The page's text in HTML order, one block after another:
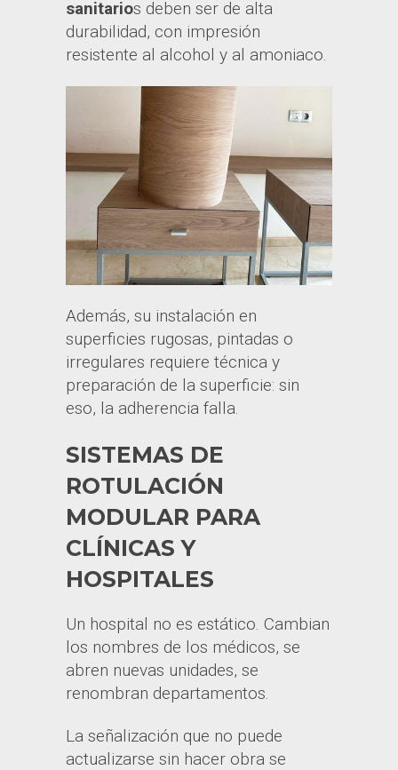
sanitarios deben ser de alta
durabilidad, con impresión
resistente al alcohol y al amoniaco.
Además, su instalación en
superficies rugosas, pintadas o
irregulares requiere técnica y
preparación de la superficie: sin
eso, la adherencia falla.
SISTEMAS DE
ROTULACIÓN
MODULAR PARA
CLÍNICAS Y
HOSPITALES
Un hospital no es estático. Cambian
los nombres de los médicos, se
abren nuevas unidades, se
renombran departamentos.
La señalización que no puede
actualizarse sin hacer obra se